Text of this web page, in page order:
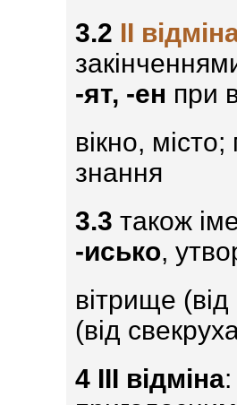
3.2 II
-ят, -ен при
вікно,
знання
3.3 також
-исько,
вітрище
(від
4 III відміна